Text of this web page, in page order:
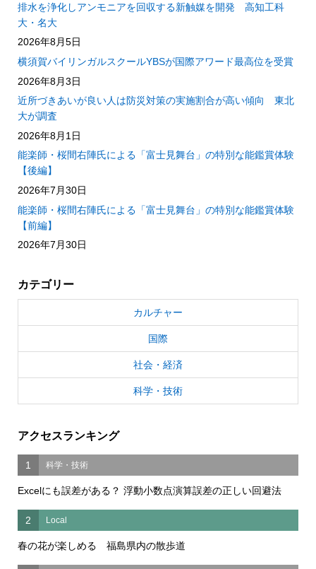
排水を浄化しアンモニアを回収する新触媒を開発 高知工科
大・名大
2026年8月5日
横須賀バイリンガルスクールYBSが国際アワード最高位を受賞
2026年8月3日
近所づきあいが良い人は防災対策の実施割合が高い傾向 東北
大が調査
2026年8月1日
能楽師・桜間右陣氏による「富士見舞台」の特別な能鑑賞体験
【後編】
2026年7月30日
能楽師・桜間右陣氏による「富士見舞台」の特別な能鑑賞体験
【前編】
2026年7月30日
カテゴリー
カルチャー
国際
社会・経済
科学・技術
アクセスランキング
1 科学・技術
Excelにも誤差がある？ 浮動小数点演算誤差の正しい回避法
2 Local
春の花が楽しめる 福島県内の散歩道